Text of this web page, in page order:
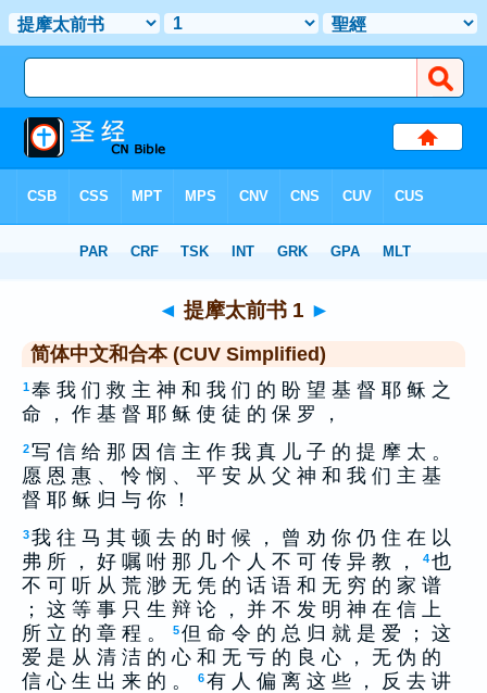
> 提摩太前书 1
◄ 提摩太前书 1 ►
简体中文和合本 (CUV Simplified)
1奉 我 们 救 主 神 和 我 们 的 盼 望 基 督 耶 稣 之
命 ， 作 基 督 耶 稣 使 徒 的 保 罗 ，
2写 信 给 那 因 信 主 作 我 真 儿 子 的 提 摩 太 。
愿 恩 惠 、 怜 悯 、 平 安 从 父 神 和 我 们 主 基
督 耶 稣 归 与 你 ！
3我 往 马 其 顿 去 的 时 候 ， 曾 劝 你 仍 住 在 以
弗 所 ， 好 嘱 咐 那 几 个 人 不 可 传 异 教 ，
4也
不 可 听 从 荒 渺 无 凭 的 话 语 和 无 穷 的 家 谱
； 这 等 事 只 生 辩 论 ， 并 不 发 明 神 在 信 上
所 立 的 章 程 。
5但 命 令 的 总 归 就 是 爱 ； 这
爱 是 从 清 洁 的 心 和 无 亏 的 良 心 ， 无 伪 的
信 心 生 出 来 的 。
6有 人 偏 离 这 些 ， 反 去 讲